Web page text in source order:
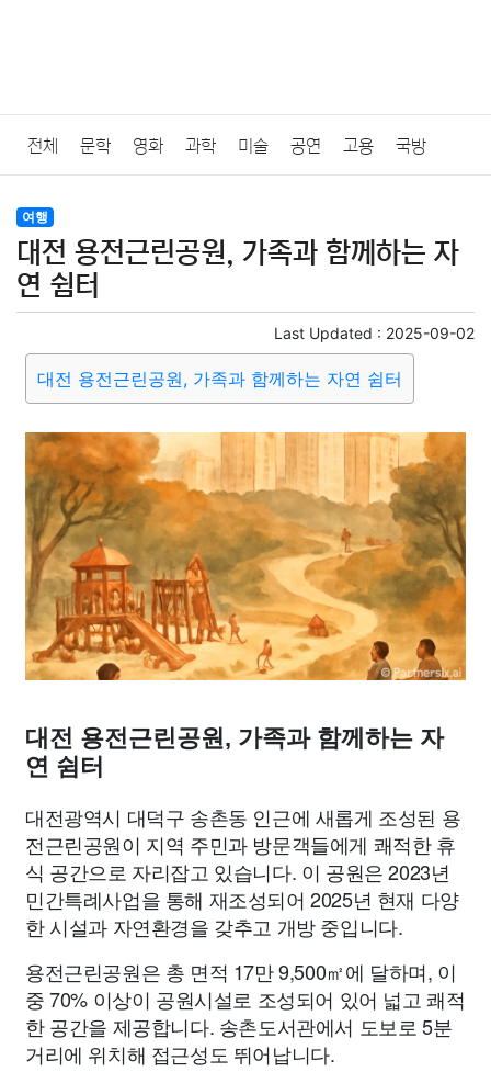
전체 문학 영화 과학 미술 공연 고용 국방
법률
질병 가요 방송 일상 주식 암호화폐 블록체인
미용 증권 인테리어
요리 상품리뷰 원예 금융 게임 스포츠 사진
대출 자동차 취미 여행 맛집 기술
종교 사회 정치 건강 의료 경제 마케팅
부동산 외국어 교육 교통 생활 기타
여행
대전 용전근린공원, 가족과 함께하는 자
연 쉼터
Last Updated : 2025-09-02
대전 용전근린공원, 가족과 함께하는 자연 쉼터
대전 용전근린공원, 가족과 함께하는 자
연 쉼터
대전광역시 대덕구 송촌동 인근에 새롭게 조성된 용
전근린공원이 지역 주민과 방문객들에게 쾌적한 휴
식 공간으로 자리잡고 있습니다. 이 공원은 2023년
민간특례사업을 통해 재조성되어 2025년 현재 다양
한 시설과 자연환경을 갖추고 개방 중입니다.
용전근린공원은 총 면적 17만 9,500㎡에 달하며, 이
중 70% 이상이 공원시설로 조성되어 있어 넓고 쾌적
한 공간을 제공합니다. 송촌도서관에서 도보로 5분
거리에 위치해 접근성도 뛰어납니다.